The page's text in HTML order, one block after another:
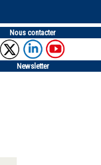
Nous contacter
Newsletter